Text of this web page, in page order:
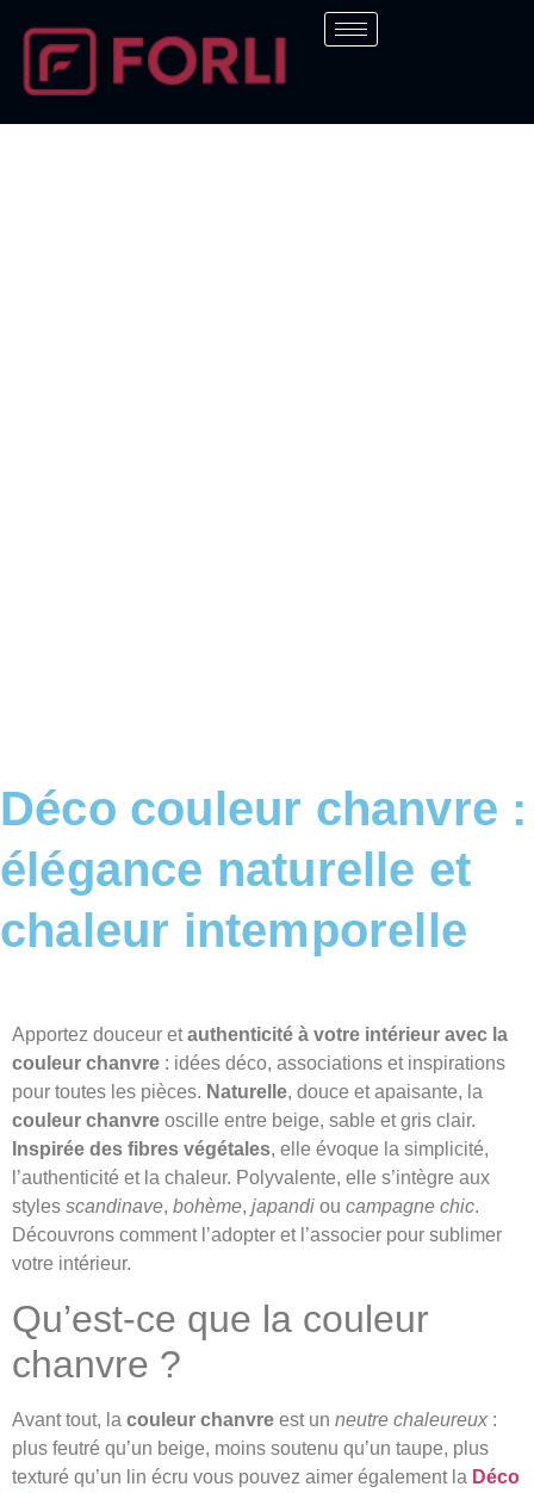
Déco couleur chanvre :
élégance naturelle et
chaleur intemporelle
Apportez douceur etauthenticité à votre intérieur avec la
couleur chanvre : idées déco, associations et inspirations
pour toutes les pièces. Naturelle, douce et apaisante, la
couleur chanvre oscille entre beige, sable et gris clair.
Inspirée des fibres végétales, elle évoque la simplicité,
l’authenticité et la chaleur. Polyvalente, elle s’intègre aux
styles scandinave, bohème, japandi ou campagne chic.
Découvrons comment l’adopter et l’associer pour sublimer
votre intérieur.
Qu’est-ce que la couleur
chanvre ?
Avant tout, la couleur chanvre est un neutre chaleureux :
plus feutré qu’un beige, moins soutenu qu’un taupe, plus
texturé qu’un lin écru vous pouvez aimer également la Déco